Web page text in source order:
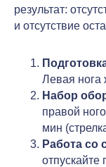
результат:
и отсутствие
Левая нога
Набор
правой
мин
Работа со
отпускайте